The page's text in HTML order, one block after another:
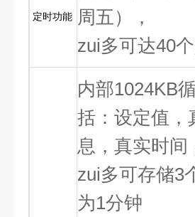
定时功能
周五），
zui多可达40
内部1024KB
括：设定值，
息，真实时间
zui多可存储3
为1分钟